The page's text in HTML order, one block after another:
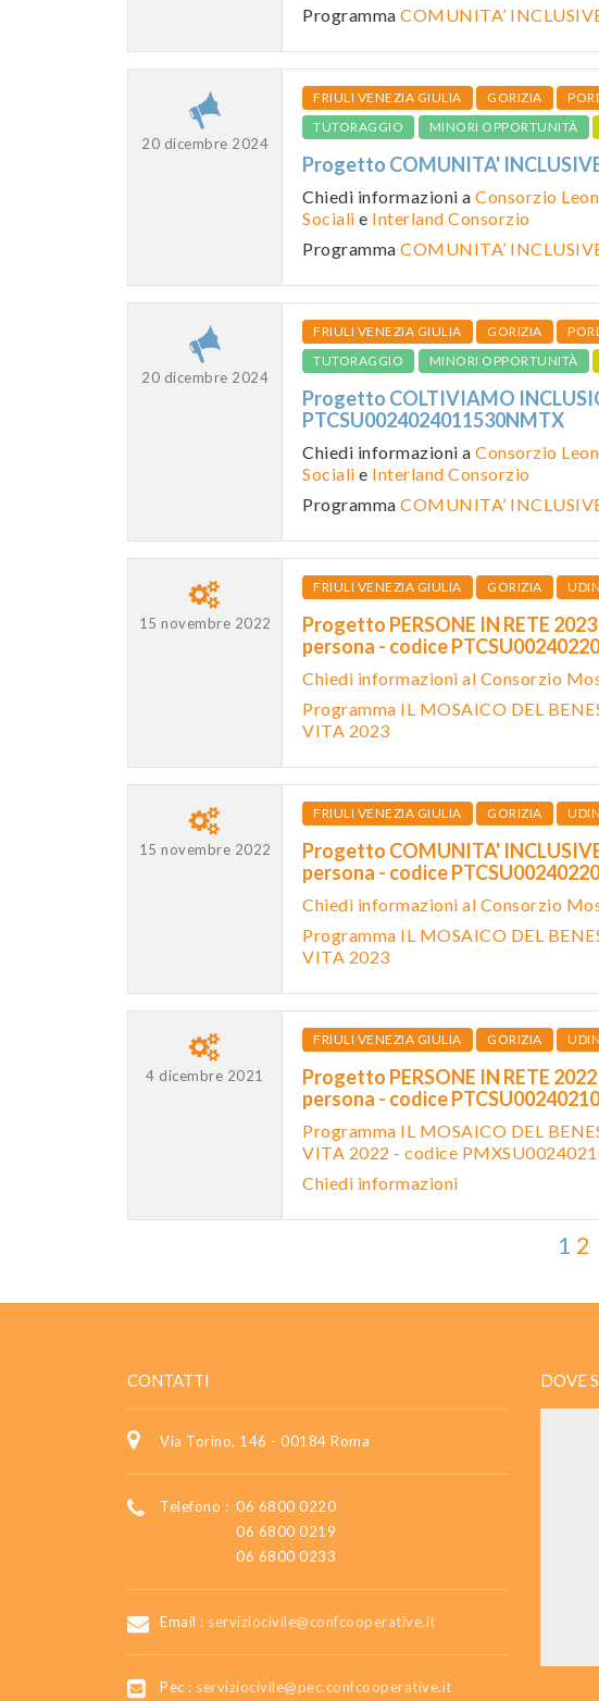
Programma COMUNITA’
20 dicembre 2024
FRIULI VENEZIA GIULIA GORIZIA
TUTORAGGIO
MINORI OPPORTUNITÀ
Progetto COMUNITA'
Chiedi informazioni a Consorzio
Sociali e Interland Consorzio
Programma COMUNITA’
20 dicembre 2024
FRIULI VENEZIA GIULIA GORIZIA
TUTORAGGIO
MINORI OPPORTUNITÀ
Progetto COLTIVIAMO
PTCSU0024024011530NMTX
Chiedi informazioni a Consorzio
Sociali e Interland Consorzio
Programma COMUNITA’
15 novembre 2022
FRIULI VENEZIA GIULIA GORIZIA
Progetto PERSONE IN RETE
persona - codice
Chiedi informazioni al Consorzio
Programma IL MOSAICO DEL
VITA 2023
15 novembre 2022
FRIULI VENEZIA GIULIA GORIZIA
Progetto COMUNITA'
persona - codice
Chiedi informazioni al Consorzio
Programma IL MOSAICO DEL
VITA 2023
4 dicembre 2021
FRIULI VENEZIA GIULIA GORIZIA
Progetto PERSONE IN RETE
persona - codice
Programma IL MOSAICO DEL
VITA 2022 - codice
Chiedi informazioni
1 2
CONTATTI
Via Torino, 146 - 00184 Roma
Telefono : 06 6800 0220
06 6800 0219
06 6800 0233
Email : serviziocivile@confcooperative.it
Pec : serviziocivile@pec.confcooperative.it
DOVE